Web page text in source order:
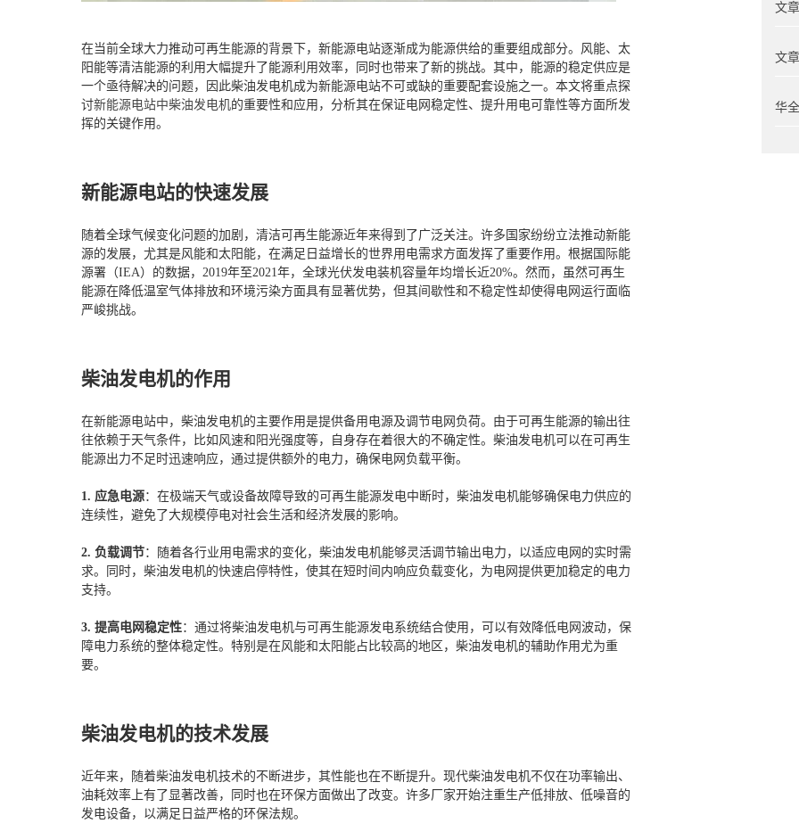
在当前全球大力推动可再生能源的背景下，新能源电站逐渐成为能源供给的重要组成部分。风能、太
阳能等清洁能源的利用大幅提升了能源利用效率，同时也带来了新的挑战。其中，能源的稳定供应是
一个亟待解决的问题，因此柴油发电机成为新能源电站不可或缺的重要配套设施之一。本文将重点探
讨新能源电站中柴油发电机的重要性和应用，分析其在保证电网稳定性、提升用电可靠性等方面所发
挥的关键作用。
新能源电站的快速发展
随着全球气候变化问题的加剧，清洁可再生能源近年来得到了广泛关注。许多国家纷纷立法推动新能
源的发展，尤其是风能和太阳能，在满足日益增长的世界用电需求方面发挥了重要作用。根据国际能
源署（IEA）的数据，2019年至2021年，全球光伏发电装机容量年均增长近20%。然而，虽然可再生
能源在降低温室气体排放和环境污染方面具有显著优势，但其间歇性和不稳定性却使得电网运行面临
严峻挑战。
柴油发电机的作用
在新能源电站中，柴油发电机的主要作用是提供备用电源及调节电网负荷。由于可再生能源的输出往
往依赖于天气条件，比如风速和阳光强度等，自身存在着很大的不确定性。柴油发电机可以在可再生
能源出力不足时迅速响应，通过提供额外的电力，确保电网负载平衡。
1. 应急电源：在极端天气或设备故障导致的可再生能源发电中断时，柴油发电机能够确保电力供应的
连续性，避免了大规模停电对社会生活和经济发展的影响。
2. 负载调节：随着各行业用电需求的变化，柴油发电机能够灵活调节输出电力，以适应电网的实时需
求。同时，柴油发电机的快速启停特性，使其在短时间内响应负载变化，为电网提供更加稳定的电力
支持。
3. 提高电网稳定性：通过将柴油发电机与可再生能源发电系统结合使用，可以有效降低电网波动，保
障电力系统的整体稳定性。特别是在风能和太阳能占比较高的地区，柴油发电机的辅助作用尤为重
要。
柴油发电机的技术发展
近年来，随着柴油发电机技术的不断进步，其性能也在不断提升。现代柴油发电机不仅在功率输出、
油耗效率上有了显著改善，同时也在环保方面做出了改变。许多厂家开始注重生产低排放、低噪音的
发电设备，以满足日益严格的环保法规。
文
文
华